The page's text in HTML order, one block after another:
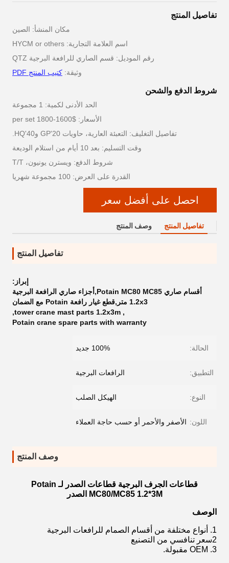
تفاصيل المنتج
مكان المنشأ: الصين
اسم العلامة التجارية: HYCM or others
رقم الموديل: قسم الصاري للرافعة البرجية QTZ
وثيقة: كتيب المنتج PDF
شروط الدفع والشحن
الحد الأدنى لكمية: 1 مجموعة
الأسعار: $1600-1800 per set
تفاصيل التغليف: التعبئة العارية، حاويات 20'GP و40'HQ.
وقت التسليم: بعد 10 أيام من استلام الوديعة
شروط الدفع: ويسترن يونيون، T/T
القدرة على العرض: 100 مجموعة شهريا
احصل على أفضل سعر
تفاصيل المنتج وصف المنتج
تفاصيل المنتج
إبراز:
أقسام صاري Potain MC80 MC85,أجزاء صاري الرافعة البرجية
1.2x3 متر,قطع غيار رافعة Potain مع الضمان
,
tower crane mast parts 1.2x3m
,
Potain crane spare parts with warranty
الحالة: 100% جديد
التطبيق: الرافعات البرجية
النوع: الهيكل الصلب
اللون: الأصفر والأحمر أو حسب حاجة العملاء
وصف المنتج
قطاعات الجرف البرجية قطاعات الصدر لـ Potain
MC80/MC85 1.2*3M الصدر
الوصف
1. أنواع مختلفة من أقسام الصمام للرافعات البرجية
2سعر تنافسي من التصنيع
3. OEM مقبولة.